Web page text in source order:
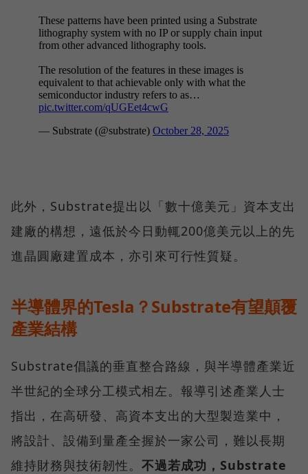
此外，Substrate提出以「數十億美元」資本支出
建廠的構想，遠低於今日動輒200億美元以上的先
進晶圓廠建置成本，亦引來可行性質疑。
半導體界的Tesla？Substrate有望顛覆
產業結構
Substrate倡議的垂直整合路線，與半導體產業近
半世紀的全球分工模式相左。報導引述產業人士
指出，在高研發、高資本支出的大型製造業中，
將設計、設備到量產全握於一家公司，難以長期
維持財務與技術韌性。 不過若成功，Substrate